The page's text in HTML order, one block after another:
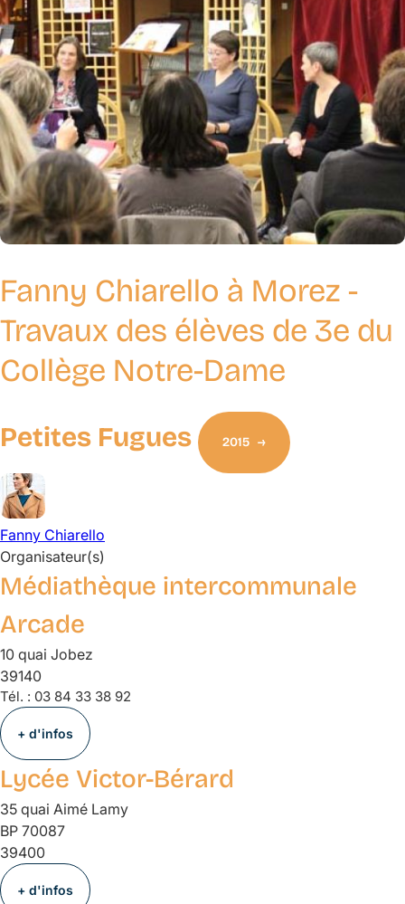
Fanny Chiarello à Morez -
Travaux des élèves de 3e du
Collège Notre-Dame
Petites Fugues 2015
Fanny Chiarello
Organisateur(s)
Médiathèque intercommunale
Arcade
10 quai Jobez
39140
Tél. : 03 84 33 38 92
+ d'infos
Lycée Victor-Bérard
35 quai Aimé Lamy
BP 70087
39400
+ d'infos